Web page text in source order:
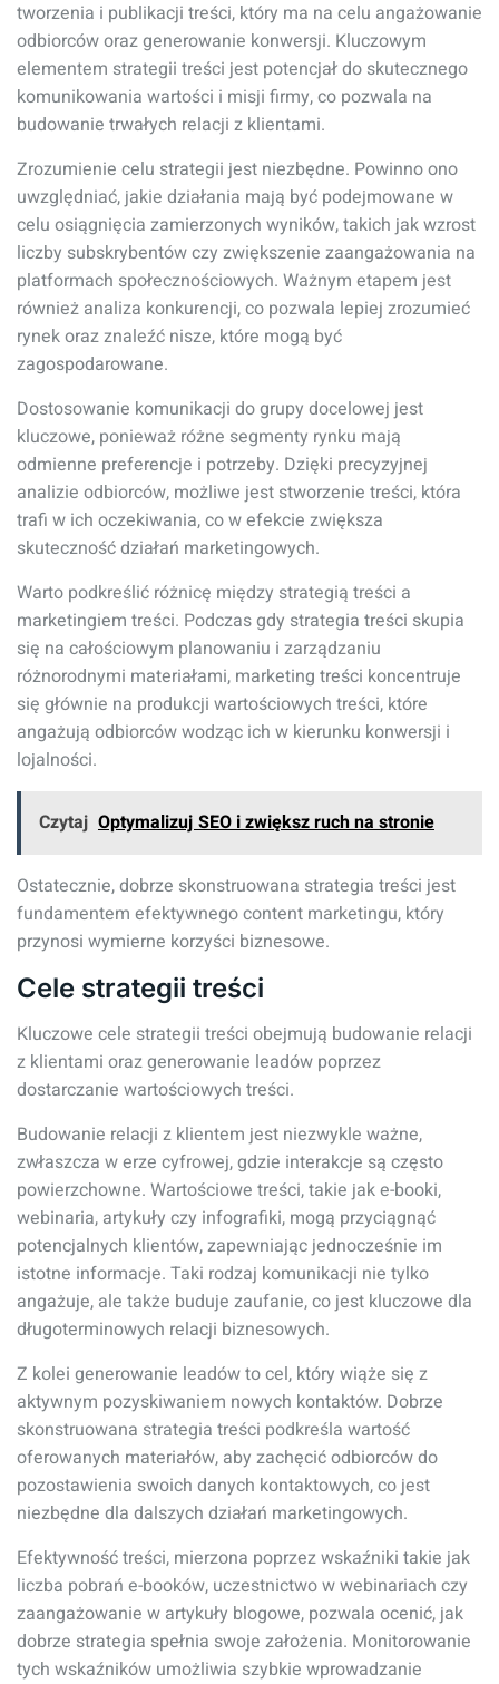
tworzenia i publikacji treści, który ma na celu angażowanie
odbiorców oraz generowanie konwersji. Kluczowym
elementem strategii treści jest potencjał do skutecznego
komunikowania wartości i misji firmy, co pozwala na
budowanie trwałych relacji z klientami.
Zrozumienie celu strategii jest niezbędne. Powinno ono
uwzględniać, jakie działania mają być podejmowane w
celu osiągnięcia zamierzonych wyników, takich jak wzrost
liczby subskrybentów czy zwiększenie zaangażowania na
platformach społecznościowych. Ważnym etapem jest
również analiza konkurencji, co pozwala lepiej zrozumieć
rynek oraz znaleźć nisze, które mogą być
zagospodarowane.
Dostosowanie komunikacji do grupy docelowej jest
kluczowe, ponieważ różne segmenty rynku mają
odmienne preferencje i potrzeby. Dzięki precyzyjnej
analizie odbiorców, możliwe jest stworzenie treści, która
trafi w ich oczekiwania, co w efekcie zwiększa
skuteczność działań marketingowych.
Warto podkreślić różnicę między strategią treści a
marketingiem treści. Podczas gdy strategia treści skupia
się na całościowym planowaniu i zarządzaniu
różnorodnymi materiałami, marketing treści koncentruje
się głównie na produkcji wartościowych treści, które
angażują odbiorców wodząc ich w kierunku konwersji i
lojalności.
Czytaj Optymalizuj SEO i zwiększ ruch na stronie
Ostatecznie, dobrze skonstruowana strategia treści jest
fundamentem efektywnego content marketingu, który
przynosi wymierne korzyści biznesowe.
Cele strategii treści
Kluczowe cele strategii treści obejmują budowanie relacji
z klientami oraz generowanie leadów poprzez
dostarczanie wartościowych treści.
Budowanie relacji z klientem jest niezwykle ważne,
zwłaszcza w erze cyfrowej, gdzie interakcje są często
powierzchowne. Wartościowe treści, takie jak e-booki,
webinaria, artykuły czy infografiki, mogą przyciągnąć
potencjalnych klientów, zapewniając jednocześnie im
istotne informacje. Taki rodzaj komunikacji nie tylko
angażuje, ale także buduje zaufanie, co jest kluczowe dla
długoterminowych relacji biznesowych.
Z kolei generowanie leadów to cel, który wiąże się z
aktywnym pozyskiwaniem nowych kontaktów. Dobrze
skonstruowana strategia treści podkreśla wartość
oferowanych materiałów, aby zachęcić odbiorców do
pozostawienia swoich danych kontaktowych, co jest
niezbędne dla dalszych działań marketingowych.
Efektywność treści, mierzona poprzez wskaźniki takie jak
liczba pobrań e-booków, uczestnictwo w webinariach czy
zaangażowanie w artykuły blogowe, pozwala ocenić, jak
dobrze strategia spełnia swoje założenia. Monitorowanie
tych wskaźników umożliwia szybkie wprowadzanie